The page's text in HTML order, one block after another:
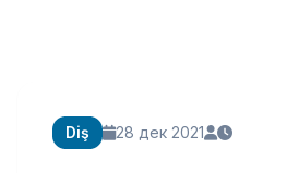
Diş 28 дек 2021